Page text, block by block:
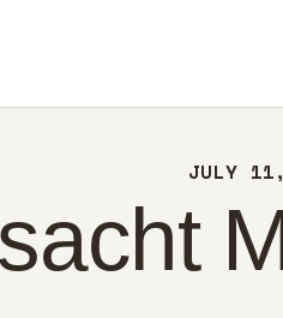
JULY
UNS